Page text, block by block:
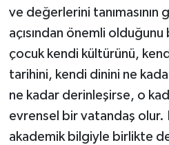
ve değerlerini tanımasının
açısından önemli
çocuk kendi kültürünü,
tarihini, kendi dinini ne
ne kadar derinleşirse, o
evrensel bir vatandaş olur.
akademik bilgiyle birlikte
KÜLTÜR SANAT
Otomobil
POLİTİKA